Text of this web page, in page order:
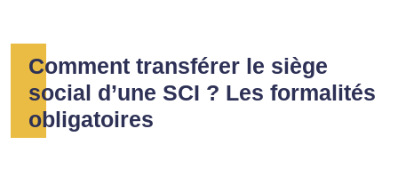
Comment transférer le siège
social d’une SCI ? Les formalités
obligatoires